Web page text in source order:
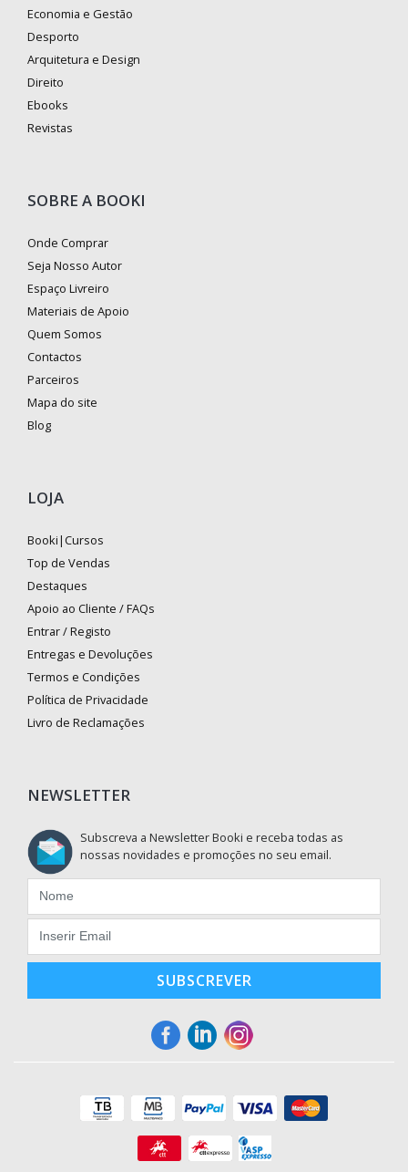
Economia e Gestão
Desporto
Arquitetura e Design
Direito
Ebooks
Revistas
SOBRE A BOOKI
Onde Comprar
Seja Nosso Autor
Espaço Livreiro
Materiais de Apoio
Quem Somos
Contactos
Parceiros
Mapa do site
Blog
LOJA
Booki|Cursos
Top de Vendas
Destaques
Apoio ao Cliente / FAQs
Entrar / Registo
Entregas e Devoluções
Termos e Condições
Política de Privacidade
Livro de Reclamações
NEWSLETTER
Subscreva a Newsletter Booki e receba todas as
nossas novidades e promoções no seu email.
SUBSCREVER